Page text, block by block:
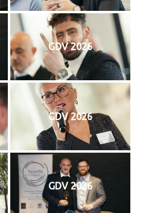
GDV 2026
GDV 2026
GDV 2026